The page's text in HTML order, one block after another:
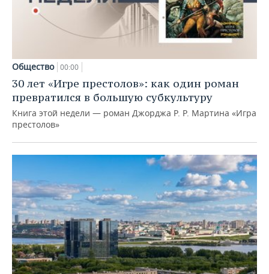
Общество 00:00
30 лет «Игре престолов»: как один роман
превратился в большую субкультуру
Книга этой недели — роман Джорджа Р. Р. Мартина «Игра
престолов»